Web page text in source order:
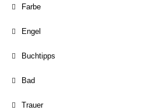
Farbe
Engel
Buchtipps
Bad
Trauer